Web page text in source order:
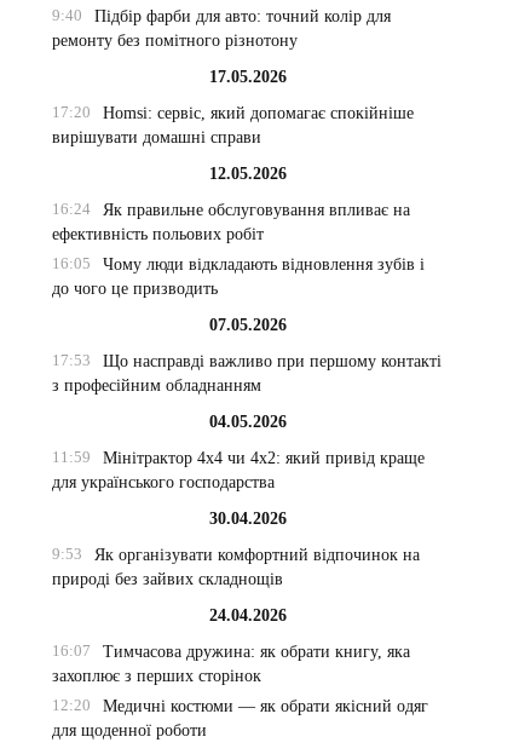
9:40
Підбір фарби для авто: точний колір для
ремонту без помітного різнотону
17.05.2026
17:20
Homsi: сервіс, який допомагає спокійніше
вирішувати домашні справи
12.05.2026
16:24
Як правильне обслуговування впливає на
ефективність польових робіт
16:05
Чому люди відкладають відновлення зубів і
до чого це призводить
07.05.2026
17:53
Що насправді важливо при першому контакті
з професійним обладнанням
04.05.2026
11:59
Мінітрактор 4х4 чи 4х2: який привід краще
для українського господарства
30.04.2026
9:53
Як організувати комфортний відпочинок на
природі без зайвих складнощів
24.04.2026
16:07
Тимчасова дружина: як обрати книгу, яка
захоплює з перших сторінок
12:20
Медичні костюми — як обрати якісний одяг
для щоденної роботи